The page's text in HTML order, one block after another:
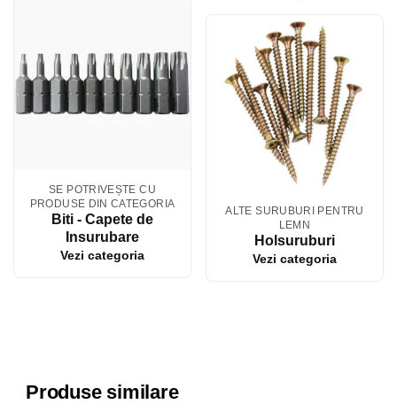
SE POTRIVEȘTE CU
PRODUSE DIN CATEGORIA
Biti - Capete de
Insurubare
Vezi categoria
ALTE SURUBURI PENTRU
LEMN
Holsuruburi
Vezi categoria
Produse similare